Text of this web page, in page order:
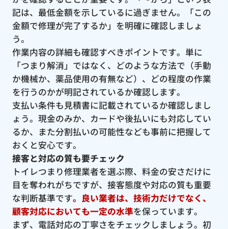
記は、最低金額を示しているに過ぎません。「この
金額で修理が完了するか」を明確に確認しましょ
う。
作業内容の詳細も確認すべきポイントです。単に
「つまり解消」ではなく、どのような方法で（手動
か機械か、薬品使用の有無など）、どの程度の作業
を行うのかが明記されているか確認します。
支払い条件も見積書に記載されているか確認しまし
ょう。現金のみか、カードや後払いにも対応してい
るか、また分割払いの可能性なども事前に把握して
おくと安心です。
接客と対応の質も要チェック
トイレつまり修理業者を選ぶ際、料金の安さだけに
目を奪われがちですが、接客態度や対応の質も重要
な判断基準です。良い業者は、技術力だけでなく、
顧客対応においても一定の水準を保っています。
まず、電話対応の丁寧さをチェックしましょう。初